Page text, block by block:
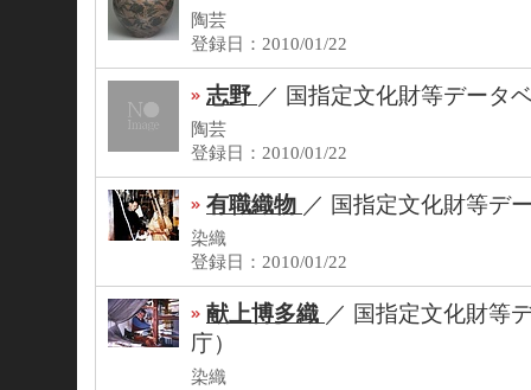
陶芸
登録日：2010/01/22
志野 ／ 国指定文化財等データ
陶芸
登録日：2010/01/22
有職織物 ／ 国指定文化財等デ
染織
登録日：2010/01/22
献上博多織 ／ 国指定文化財等
庁）
染織